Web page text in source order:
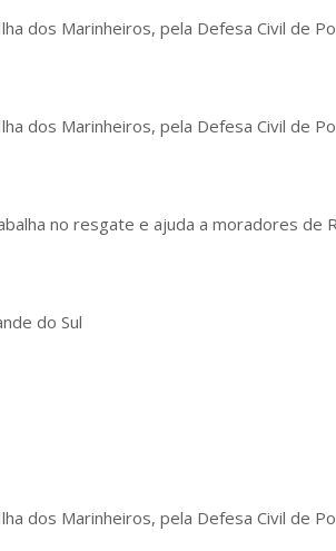
dos Marinheiros, pela Defesa Civil de
dos Marinheiros, pela Defesa Civil de
no resgate e ajuda a moradores de
do Sul
dos Marinheiros, pela Defesa Civil de